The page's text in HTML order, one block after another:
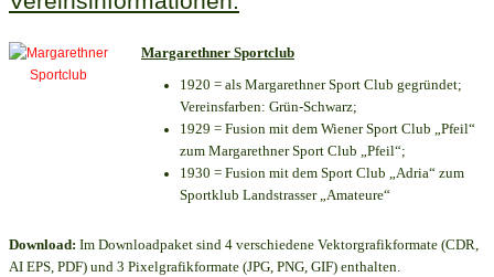
Margarethner Sportclub
1920 = als Margarethner Sport Club gegründet;
Vereinsfarben: Grün-Schwarz;
1929 = Fusion mit dem Wiener Sport Club „Pfeil“
zum Margarethner Sport Club „Pfeil“;
1930 = Fusion mit dem Sport Club „Adria“ zum
Sportklub Landstrasser „Amateure“
Download: Im Downloadpaket sind 4 verschiedene Vektorgrafikformate (CDR,
AI EPS, PDF) und 3 Pixelgrafikformate (JPG, PNG, GIF) enthalten.